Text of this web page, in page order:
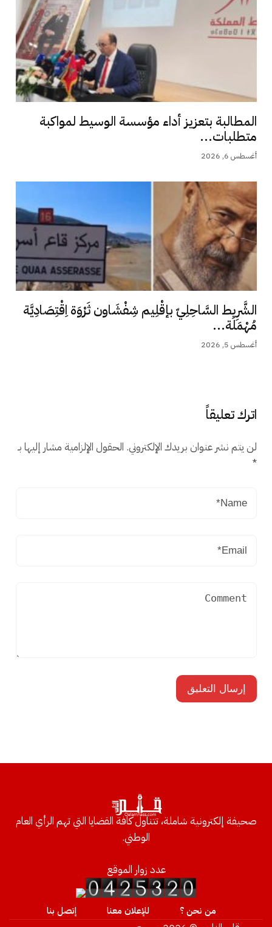
المطالبة بتعزيز أداء مؤسسة الوسيط لمواكبة
متطلبات...
أغسطس 6, 2026
الشَّرِيط السَّاحِلِيّ بإقْلِيم شِفْشَاون ثَرْوَة اِقْتِصَادِيَّة
مُهْمَلَة...
أغسطس 5, 2026
اترك تعليقاً
لن يتم نشر عنوان بريدك الإلكتروني. الحقول الإلزامية مشار إليها بـ
*
صحيفة إلكترونية شاملة، تتناول كافة القضايا التي تهم الرأي العام
الوطني.
عدد زوار الموقع
من نحن ؟ للإعلان معنا إتصل بنا